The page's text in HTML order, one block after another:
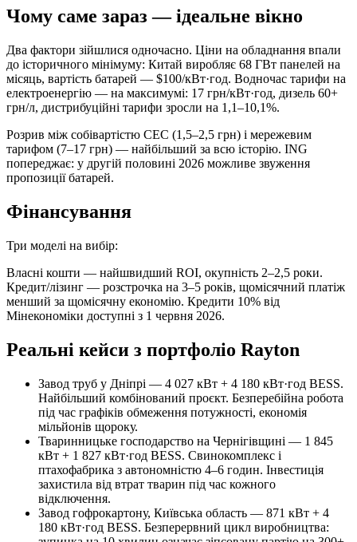
Чому саме зараз — ідеальне вікно
Два фактори зійшлися одночасно. Ціни на обладнання впали
до історичного мінімуму: Китай виробляє 68 ГВт панелей на
місяць, вартість батарей — $100/кВт·год. Водночас тарифи на
електроенергію — на максимумі: 17 грн/кВт·год, дизель 60+
грн/л, дистрибуційні тарифи зросли на 1,1–10,1%.
Розрив між собівартістю СЕС (1,5–2,5 грн) і мережевим
тарифом (7–17 грн) — найбільший за всю історію. ING
попереджає: у другій половині 2026 можливе звуження
пропозиції батарей.
Фінансування
Три моделі на вибір:
Власні кошти — найшвидший ROI, окупність 2–2,5 роки.
Кредит/лізинг — розстрочка на 3–5 років, щомісячний платіж
менший за щомісячну економію. Кредити 10% від
Мінекономіки доступні з 1 червня 2026.
Реальні кейси з портфоліо Rayton
Завод труб у Дніпрі — 4 027 кВт + 4 180 кВт·год BESS.
Найбільший комбінований проєкт. Безперебійна робота
під час графіків обмеження потужності, економія
мільйонів щороку.
Тваринницьке господарство на Чернігівщині — 1 845
кВт + 1 827 кВт·год BESS. Свинокомплекс і
птахофабрика з автономністю 4–6 годин. Інвестиція
захистила від втрат тварин під час кожного
відключення.
Завод гофрокартону, Київська область — 871 кВт + 4
180 кВт·год BESS. Безперервний цикл виробництва: